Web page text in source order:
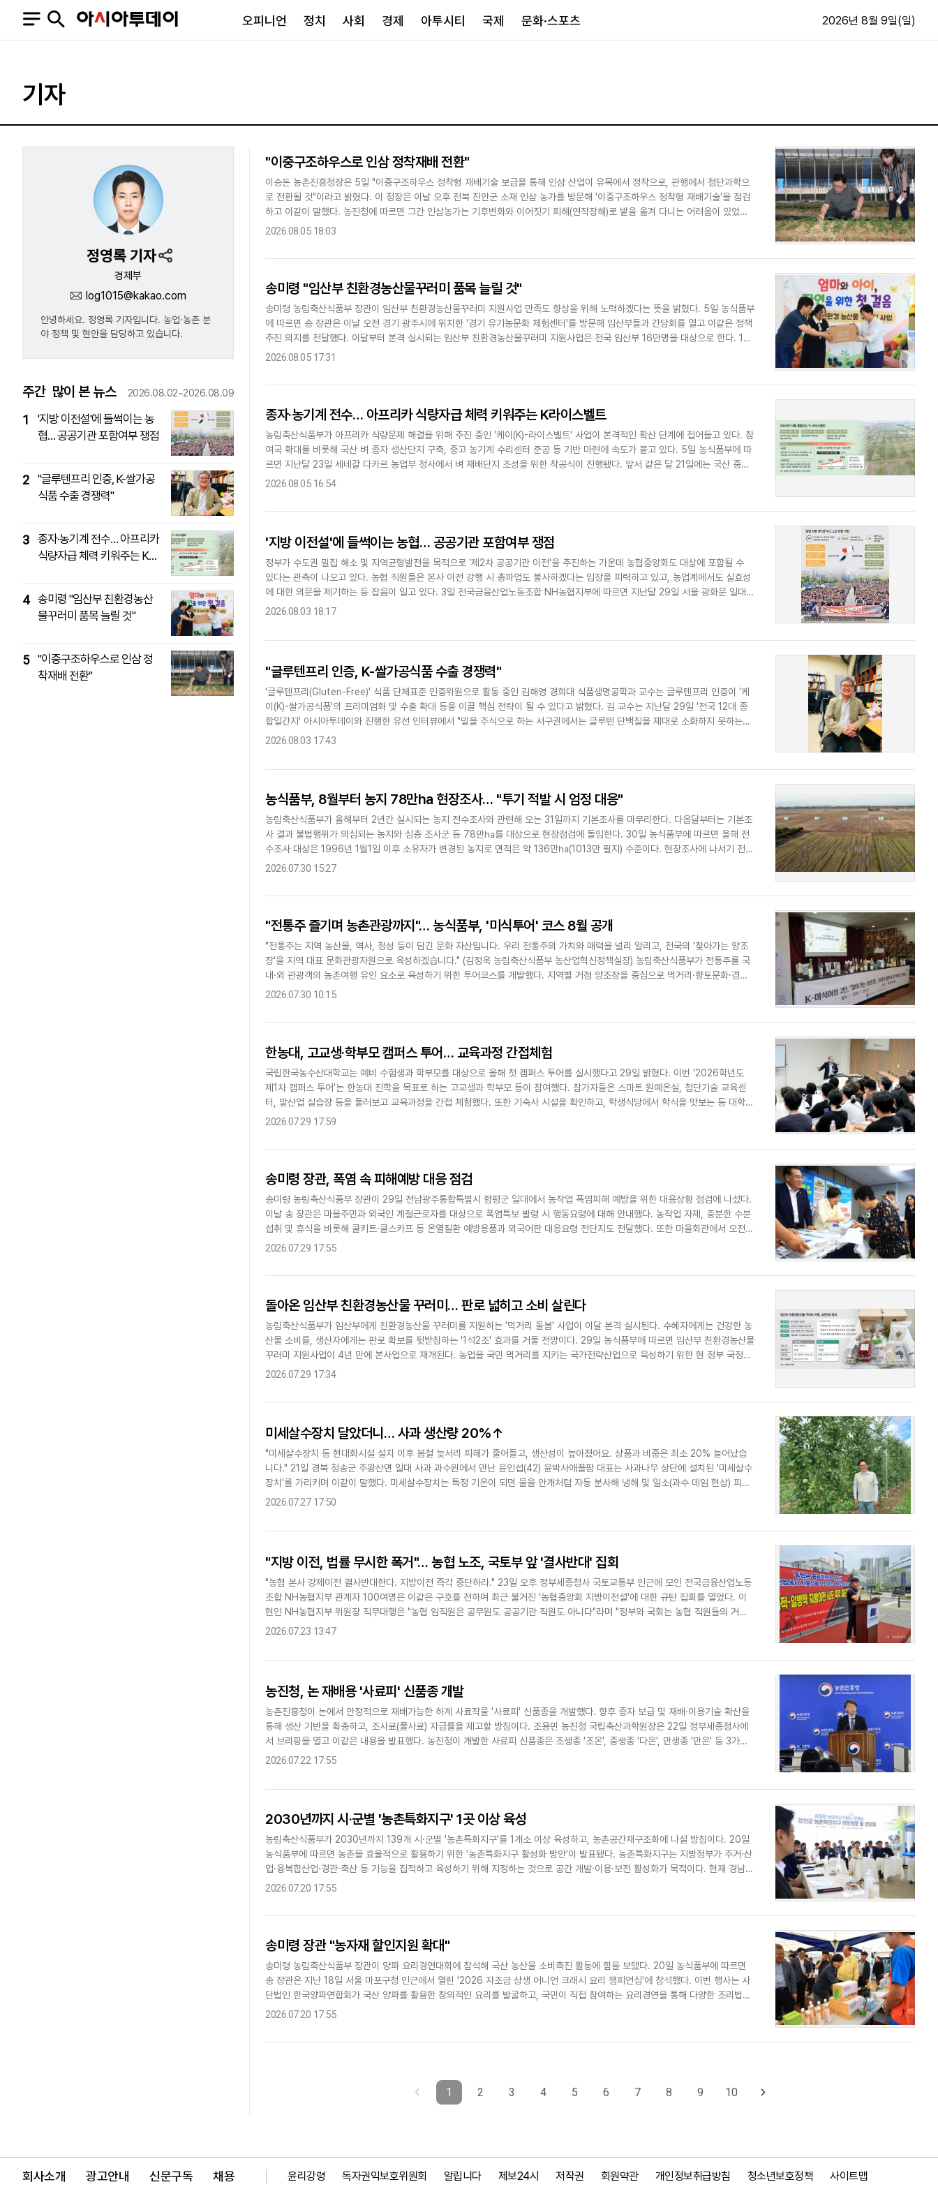
사설
북한
외교
국방
정부
교육·행정
노동·복지·환경
보건·의학
산업
IT·과학
부동산
세종·충청
영남
호남
유럽
중동·아프리카
문화
종교
지면보기
구독신청
First Edition
후원하기
제보24시
알립니다
뉴스스탠드 네이버블로그 아투TV(유튜브) 페이스북 인스타그램
다국어뉴스 ENGLISH 中文 Tiếng Việt 패밀리사이트 마켓파워 아투TV 대학동문골프최강전
오피니언 정치 사회 경제 아투시티 국제 문화·스포츠 2026년 8월 9일(일)
기자
정영록 기자
경제부
log1015@kakao.com
안녕하세요. 정영록 기자입니다. 농업·농촌 분
야 정책 및 현안을 담당하고 있습니다.
주간 많이 본 뉴스 2026.08.02~2026.08.09
1
'지방 이전설'에 들썩이는 농
협… 공공기관 포함여부 쟁점
2 "글루텐프리 인증, K-쌀가공
식품 수출 경쟁력"
3 종자·농기계 전수… 아프리카
식량자급 체력 키워주는 K라
4 송미령 "임산부 친환경농산
물꾸러미 품목 늘릴 것"
5 "이중구조하우스로 인삼 정
착재배 전환"
"이중구조하우스로 인삼 정착재배 전환"
이승돈 농촌진흥청장은 5일 "이중구조하우스 정착형 재배기술 보급을 통해 인삼 산업이 유목에서 정착으로, 관행에서 첨단과학으
로 전환될 것"이라고 밝혔다. 이 청장은 이날 오후 전북 진안군 소재 인삼 농가를 방문해 '이중구조하우스 정착형 재배기술'을 점검
하고 이같이 말했다. 농진청에 따르면 그간 인삼농가는 기후변화와 이어짓기 피해(연작장해)로 밭을 옮겨 다니는 어려움이 있었다.
10년 이상 같은 곳에서 재배할 경..
2026.08.05 18:03
송미령 "임산부 친환경농산물꾸러미 품목 늘릴 것"
송미령 농림축산식품부 장관이 임산부 친환경농산물꾸러미 지원사업 만족도 향상을 위해 노력하겠다는 뜻을 밝혔다. 5일 농식품부
에 따르면 송 장관은 이날 오전 경기 광주시에 위치한 '경기 유기농문화 체험센터'를 방문해 임산부들과 간담회를 열고 이같은 정책
추진 의지를 전달했다. 이달부터 본격 실시되는 임산부 친환경농산물꾸러미 지원사업은 전국 임산부 16만명을 대상으로 한다. 1인
당 24만원(자부담 20%)을 지원해..
2026.08.05 17:31
종자·농기계 전수… 아프리카 식량자급 체력 키워주는 K라이스벨트
농림축산식품부가 아프리카 식량문제 해결을 위해 추진 중인 '케이(K)-라이스벨트' 사업이 본격적인 확산 단계에 접어들고 있다. 참
여국 확대를 비롯해 국산 벼 종자 생산단지 구축, 중고 농기계 수리센터 준공 등 기반 마련에 속도가 붙고 있다. 5일 농식품부에 따
르면 지난달 23일 세네갈 다카르 농업부 청사에서 벼 재배단지 조성을 위한 착공식이 진행됐다. 앞서 같은 달 21일에는 국산 중고
농기계 지원·수리센터 준공식도 개최되면서 기반시설이 하나둘..
2026.08.05 16:54
'지방 이전설'에 들썩이는 농협… 공공기관 포함여부 쟁점
정부가 수도권 밀집 해소 및 지역균형발전을 목적으로 '제2차 공공기관 이전'을 추진하는 가운데 농협중앙회도 대상에 포함될 수
있다는 관측이 나오고 있다. 농협 직원들은 본사 이전 강행 시 총파업도 불사하겠다는 입장을 피력하고 있고, 농업계에서도 실효성
에 대한 의문을 제기하는 등 잡음이 일고 있다. 3일 전국금융산업노동조합 NH농협지부에 따르면 지난달 29일 서울 광화문 일대에
서 노조 조합원을 중심으로 '농협본사 지방이전 저지 결의대회'가 진행됐..
2026.08.03 18:17
"글루텐프리 인증, K-쌀가공식품 수출 경쟁력"
'글루텐프리(Gluten-Free)' 식품 단체표준 인증위원으로 활동 중인 김해영 경희대 식품생명공학과 교수는 글루텐프리 인증이 '케
이(K)-쌀가공식품'의 프리미엄화 및 수출 확대 등을 이끌 핵심 전략이 될 수 있다고 밝혔다. 김 교수는 지난달 29일 '전국 12대 종
합일간지' 아시아투데이와 진행한 유선 인터뷰에서 "밀을 주식으로 하는 서구권에서는 글루텐 단백질을 제대로 소화하지 못하는
'셀리악병' 등으로 인해..
2026.08.03 17:43
농식품부, 8월부터 농지 78만ha 현장조사… "투기 적발 시 엄정 대응"
농림축산식품부가 올해부터 2년간 실시되는 농지 전수조사와 관련해 오는 31일까지 기본조사를 마무리한다. 다음달부터는 기본조
사 결과 불법행위가 의심되는 농지와 심층 조사군 등 78만㏊를 대상으로 현장점검에 돌입한다. 30일 농식품부에 따르면 올해 전
수조사 대상은 1996년 1월1일 이후 소유자가 변경된 농지로 면적은 약 136만㏊(1013만 필지) 수준이다. 현장조사에 나서기 전
기본조사 결과 불법행위가 의심되..
2026.07.30 15:27
"전통주 즐기며 농촌관광까지"… 농식품부, '미식투어' 코스 8월 공개
"전통주는 지역 농산물, 역사, 정성 등이 담긴 문화 자산입니다. 우리 전통주의 가치와 매력을 널리 알리고, 전국의 '찾아가는 양조
장'을 지역 대표 문화관광자원으로 육성하겠습니다." (김정욱 농림축산식품부 농산업혁신정책실장) 농림축산식품부가 전통주를 국
내·외 관광객의 농촌여행 유인 요소로 육성하기 위한 투어코스를 개발했다. 지역별 거점 양조장을 중심으로 먹거리·향토문화·경관
등을 종합 경험할 수 있는 정보를..
2026.07.30 10:15
한농대, 고교생·학부모 캠퍼스 투어… 교육과정 간접체험
국립한국농수산대학교는 예비 수험생과 학부모를 대상으로 올해 첫 캠퍼스 투어를 실시했다고 29일 밝혔다. 이번 '2026학년도
제1차 캠퍼스 투어'는 한농대 진학을 목표로 하는 고교생과 학부모 등이 참여했다. 참가자들은 스마트 원예온실, 첨단기술 교육센
터, 말산업 실습장 등을 둘러보고 교육과정을 간접 체험했다. 또한 기숙사 시설을 확인하고, 학생식당에서 학식을 맛보는 등 대학
생활 전반을 미리 경험해보는 활동도..
2026.07.29 17:59
송미령 장관, 폭염 속 피해예방 대응 점검
송미령 농림축산식품부 장관이 29일 전남광주통합특별시 함평군 일대에서 농작업 폭염피해 예방을 위한 대응상황 점검에 나섰다.
이날 송 장관은 마을주민과 외국인 계절근로자를 대상으로 폭염특보 발령 시 행동요령에 대해 안내했다. 농작업 자제, 충분한 수분
섭취 및 휴식을 비롯해 쿨키트·쿨스카프 등 온열질환 예방용품과 외국어판 대응요령 전단지도 전달했다. 또한 마을회관에서 오전
10시부터 오후 5시까지는 야외 작업을..
2026.07.29 17:55
돌아온 임산부 친환경농산물 꾸러미… 판로 넓히고 소비 살린다
농림축산식품부가 임산부에게 친환경농산물 꾸러미를 지원하는 '먹거리 돌봄' 사업이 이달 본격 실시된다. 수혜자에게는 건강한 농
산물 소비를, 생산자에게는 판로 확보를 뒷받침하는 '1석2조' 효과를 거둘 전망이다. 29일 농식품부에 따르면 임산부 친환경농산물
꾸러미 지원사업이 4년 만에 본사업으로 재개된다. 농업을 국민 먹거리를 지키는 국가전략산업으로 육성하기 위한 현 정부 국정과
제 일환이다. 농식품부 관계자는 "친환경농산물 소비확대 기반을 조성하고..
2026.07.29 17:34
미세살수장치 달았더니… 사과 생산량 20%↑
"미세살수장치 등 현대화시설 설치 이후 봄철 늦서리 피해가 줄어들고, 생산성이 높아졌어요. 상품과 비중은 최소 20% 늘어났습
니다." 21일 경북 청송군 주왕산면 일대 사과 과수원에서 만난 윤인섭(42) 윤박사애플팜 대표는 사과나무 상단에 설치된 '미세살수
장치'를 가리키며 이같이 말했다. 미세살수장치는 특정 기온이 되면 물을 안개처럼 자동 분사해 냉해 및 일소(과수 데임 현상) 피해
를 예방하는 농업 방재시설을..
2026.07.27 17:50
"지방 이전, 법률 무시한 폭거"… 농협 노조, 국토부 앞 '결사반대' 집회
"농협 본사 강제이전 결사반대한다. 지방이전 즉각 중단하라." 23일 오후 정부세종청사 국토교통부 인근에 모인 전국금융산업노동
조합 NH농협지부 관계자 100여명은 이같은 구호를 전하며 최근 불거진 '농협중앙회 지방이전설'에 대한 규탄 집회를 열었다. 이
현인 NH농협지부 위원장 직무대행은 "농협 임직원은 공무원도 공공기관 직원도 아니다"라며 "정부와 국회는 농협 직원들의 거주
이전 자유를 침해하고, 농협의 자율성..
2026.07.23 13:47
농진청, 논 재배용 '사료피' 신품종 개발
농촌진흥청이 논에서 안정적으로 재배가능한 하계 사료작물 '사료피' 신품종을 개발했다. 향후 종자 보급 및 재배·이용기술 확산을
통해 생산 기반을 확충하고, 조사료(풀사료) 자급률을 제고할 방침이다. 조용민 농진청 국립축산과학원장은 22일 정부세종청사에
서 브리핑을 열고 이같은 내용을 발표했다. 농진청이 개발한 사료피 신품종은 조생종 '조온', 중생종 '다온', 만생종 '만온' 등 3가지
다. 기존 재래종 대비 생..
2026.07.22 17:55
2030년까지 시·군별 '농촌특화지구' 1곳 이상 육성
농림축산식품부가 2030년까지 139개 시·군별 '농촌특화지구'를 1개소 이상 육성하고, 농촌공간재구조화에 나설 방침이다. 20일
농식품부에 따르면 농촌을 효율적으로 활용하기 위한 '농촌특화지구 활성화 방안'이 발표됐다. 농촌특화지구는 지방정부가 주거·산
업·융복합산업·경관·축산 등 기능을 집적하고 육성하기 위해 지정하는 것으로 공간 개발·이용·보전 활성화가 목적이다. 현재 경남
합천군이 지난 2024년 3월..
2026.07.20 17:55
송미령 장관 "농자재 할인지원 확대"
송미령 농림축산식품부 장관이 양파 요리경연대회에 참석해 국산 농산물 소비촉진 활동에 힘을 보탰다. 20일 농식품부에 따르면
송 장관은 지난 18일 서울 마포구청 인근에서 열린 '2026 자조금 상생 어니언 크래시 요리 챔피언십'에 참석했다. 이번 행사는 사
단법인 한국양파연합회가 국산 양파를 활용한 창의적인 요리를 발굴하고, 국민이 직접 참여하는 요리경연을 통해 다양한 조리법을
알리기 위해 마련됐다. 송 장관은..
2026.07.20 17:55
1 2 3 4 5 6 7 8 9 10
회사소개 광고안내 신문구독 채용 윤리강령 독자권익보호위원회 알립니다 제보24시 저작권 회원약관 개인정보취급방침 청소년보호정책 사이트맵